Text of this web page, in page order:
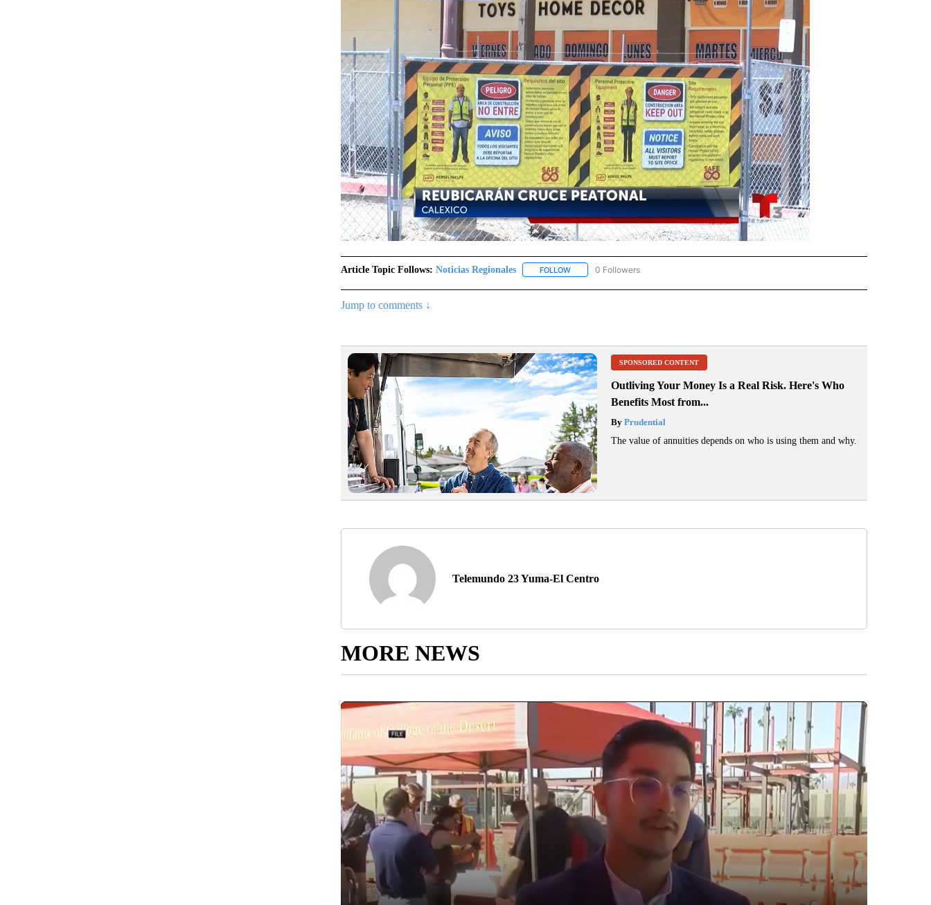
Article Topic Follows: Noticias Regionales FOLLOWFOLLOW "NOTICIAS REGIONALES" TO RECEIVE NOTIFICATIONS ABOUT NEW PAGES ON
0 Followers
Jump to comments ↓
SPONSORED CONTENT
Outliving Your Money Is a Real Risk. Here's Who
Benefits Most from...
ByPrudential
The value of annuities depends on who is using them and why.
Telemundo 23 Yuma-El Centro
MORE NEWS